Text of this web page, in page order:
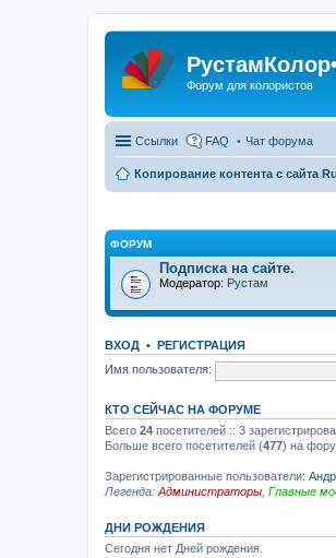
Форум для колористов
Ссылки FAQ Чат форума
Копирование контента с сайта
ФОРУМ
Подписка на сайте.
Модератор: Рустам
ВХОД • РЕГИСТРАЦИЯ
Имя пользователя:
КТО СЕЙЧАС НА ФОРУМЕ
Всего 24 посетителей :: 3
Больше всего посетителей (477) на
Зарегистрированные пользователи:
Легенда: Администраторы Главные
ДНИ РОЖДЕНИЯ
Сегодня нет Дней рождения.